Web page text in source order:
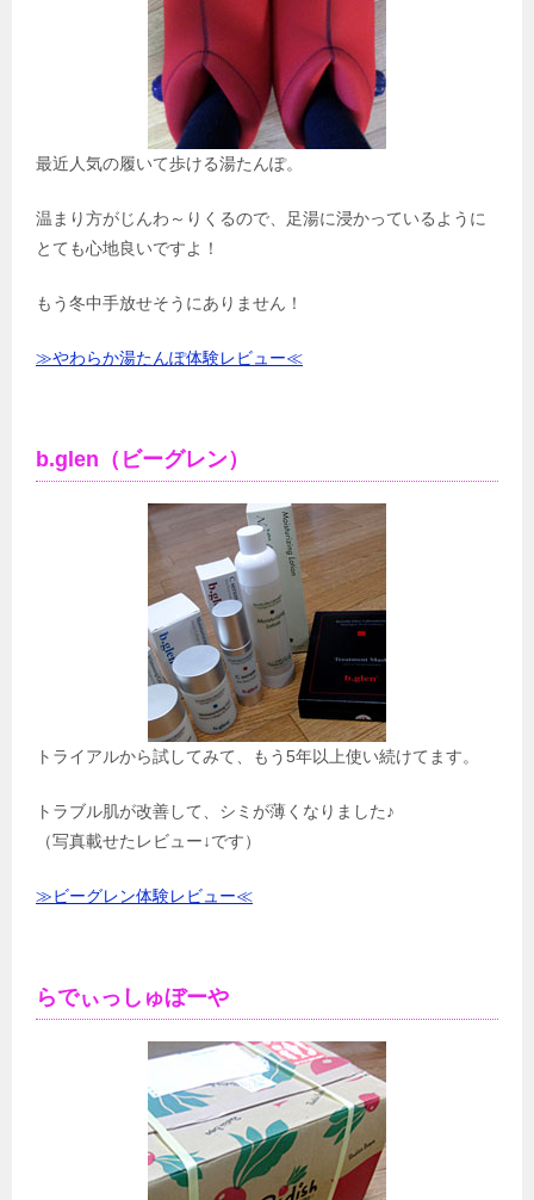
最近人気の履いて歩ける湯たんぽ。
温まり方がじんわ～りくるので、足湯に浸かっているように
とても心地良いですよ！
もう冬中手放せそうにありません！
≫やわらか湯たんぽ体験レビュー≪
b.glen（ビーグレン）
トライアルから試してみて、もう5年以上使い続けてます。
トラブル肌が改善して、シミが薄くなりました♪
（写真載せたレビュー↓です）
≫ビーグレン体験レビュー≪
らでぃっしゅぼーや